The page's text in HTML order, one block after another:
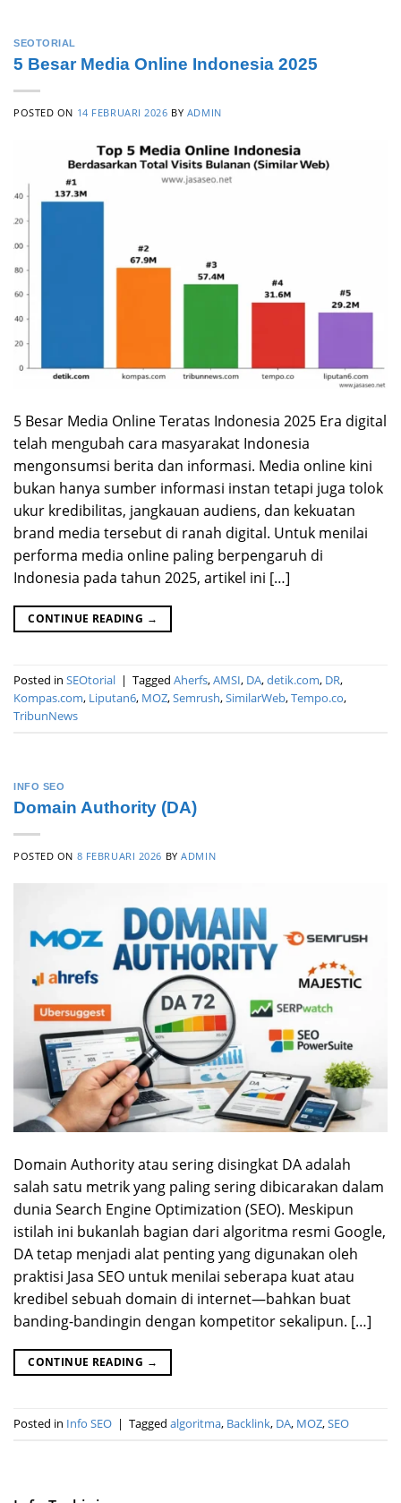
SEOTORIAL
5 Besar Media Online Indonesia 2025
POSTED ON 14 FEBRUARI 2026 BY ADMIN
5 Besar Media Online Teratas Indonesia 2025 Era digital
telah mengubah cara masyarakat Indonesia
mengonsumsi berita dan informasi. Media online kini
bukan hanya sumber informasi instan tetapi juga tolok
ukur kredibilitas, jangkauan audiens, dan kekuatan
brand media tersebut di ranah digital. Untuk menilai
performa media online paling berpengaruh di
Indonesia pada tahun 2025, artikel ini […]
CONTINUE READING →
Posted in SEOtorial | Tagged Aherfs,AMSI, DA,detik.com, DR,
Kompas.com, Liputan6, MOZ,Semrush,SimilarWeb,Tempo.co,
TribunNews
INFO SEO
Domain Authority (DA)
POSTED ON 8 FEBRUARI 2026 BYADMIN
Domain Authority atau sering disingkat DA adalah
salah satu metrik yang paling sering dibicarakan dalam
dunia Search Engine Optimization (SEO). Meskipun
istilah ini bukanlah bagian dari algoritma resmi Google,
DA tetap menjadi alat penting yang digunakan oleh
praktisi Jasa SEO untuk menilai seberapa kuat atau
kredibel sebuah domain di internet—bahkan buat
banding-bandingin dengan kompetitor sekalipun. […]
CONTINUE READING →
Posted in Info SEO | Tagged algoritma, Backlink, DA, MOZ,SEO